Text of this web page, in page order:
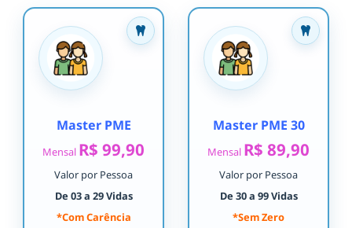
Master PME
Mensal R$ 99,90
Valor por Pessoa
De 03 a 29 Vidas
*Com Carência
Master PME 30
Mensal R$ 89,90
Valor por Pessoa
De 30 a 99 Vidas
*Sem Zero